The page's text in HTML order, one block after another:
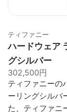
ティファニー
ハードウェア
グシルバー
302,500円
ティファニーの
ーリングシルバ
た、ティファニ